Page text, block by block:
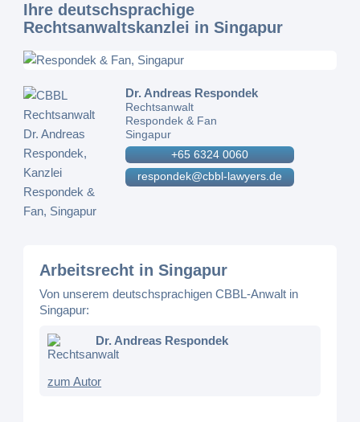
Ihre deutschsprachige
Rechtsanwaltskanzlei in Singapur
Dr. Andreas Respondek
Rechtsanwalt
Respondek & Fan
Singapur
+65 6324 0060
respondek@cbbl-lawyers.de
Arbeitsrecht in Singapur
Von unserem deutschsprachigen CBBL-Anwalt in
Singapur:
Dr. Andreas Respondek
Rechtsanwalt
zum Autor